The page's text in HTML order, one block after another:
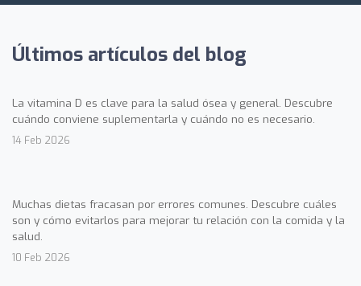
Últimos artículos del blog
La vitamina D es clave para la salud ósea y general. Descubre
cuándo conviene suplementarla y cuándo no es necesario.
14 Feb 2026
Muchas dietas fracasan por errores comunes. Descubre cuáles
son y cómo evitarlos para mejorar tu relación con la comida y la
salud.
10 Feb 2026